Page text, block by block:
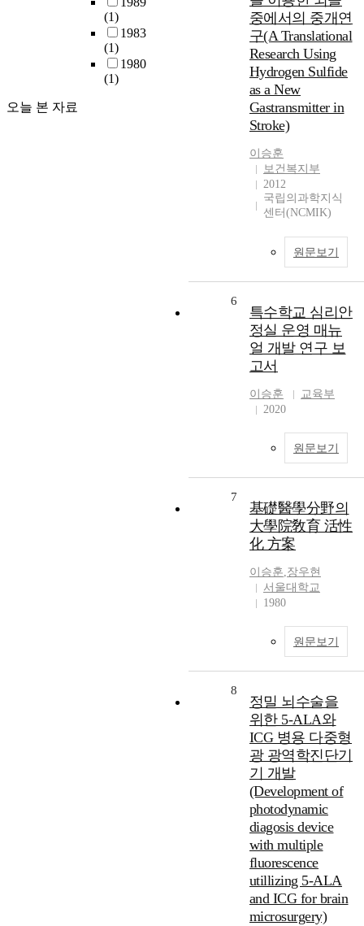
(1)
1983
(1)
1980
(1)
오늘 본 자료
중에서의 중개연
구(A Translational
Research Using
Hydrogen Sulfide
as a New
Gastransmitter in
Stroke)
이승훈
보건복지부
2012
국립의과학지식
센터(NCMIK)
원문보기
6
특수학교 심리안
정실 운영 매뉴
얼 개발 연구 보
고서
이승훈
교육부
2020
원문보기
7
基礎醫學分野의
大學院敎育 活性
化 方案
이승훈,장우현
서울대학교
1980
원문보기
8
정밀 뇌수술을
위한 5-ALA와
ICG 병용 다중형
광 광역학진단기
기 개발
(Development of
photodynamic
diagosis device
with multiple
fluorescence
utillizing 5-ALA
and ICG for brain
microsurgery)